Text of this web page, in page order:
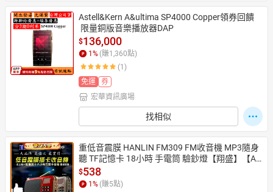
Astell&Kern A&ultima SP4000 Copper領券回饋
限量銅版音樂播放器DAP
$136,000
1 % (賺1,360點)
(1)
免運
券
宏華資訊廣場
找相似
重低音震膜 HANLIN FM309 FM收音機 MP3隨身
聽 TF記憶卡 18小時 手電筒 驗鈔燈【翔盛】【AP
P享4%回饋】
$538
1 % (賺5點)